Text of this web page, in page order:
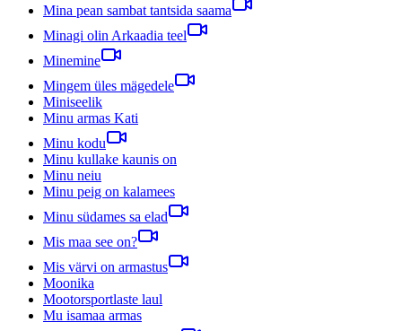
Mina pean sambat tantsida saama
Minagi olin Arkaadia teel
Minemine
Mingem üles mägedele
Miniseelik
Minu armas Kati
Minu kodu
Minu kullake kaunis on
Minu neiu
Minu peig on kalamees
Minu südames sa elad
Mis maa see on?
Mis värvi on armastus
Moonika
Mootorsportlaste laul
Mu isamaa armas